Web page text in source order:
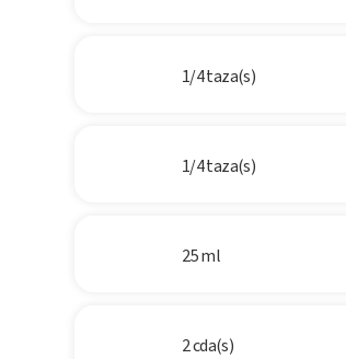
1/4 taza(s)
1/4 taza(s)
25 ml
2 cda(s)